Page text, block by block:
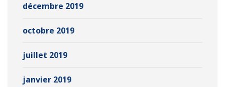
décembre 2019
octobre 2019
juillet 2019
janvier 2019